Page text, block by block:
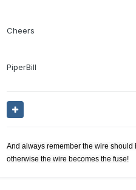
Cheers
PiperBill
And always remember the wire
otherwise the wire becomes the fuse!